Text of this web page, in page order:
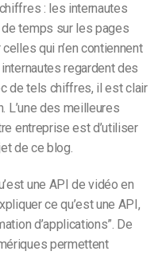
: les internautes
temps sur les pages
qui n’en contiennent
regardent des
de tels chiffres, il est clair
L’une des meilleures
entreprise est d’utiliser
de ce blog.
une API de vidéo en
ce qu’est une API,
d’applications”. De
permettent